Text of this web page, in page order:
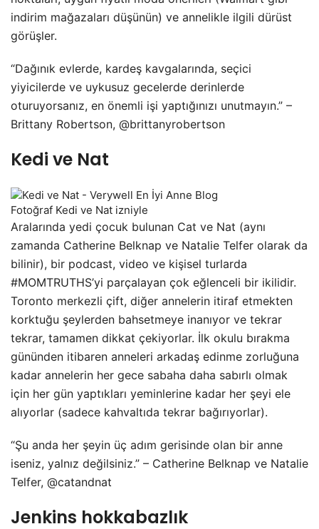
indirim mağazaları düşünün) ve annelikle ilgili dürüst
görüşler.
“Dağınık evlerde, kardeş kavgalarında, seçici
yiyicilerde ve uykusuz gecelerde derinlerde
oturuyorsanız, en önemli işi yaptığınızı unutmayın.” –
Brittany Robertson, @brittanyrobertson
Kedi ve Nat
Fotoğraf Kedi ve Nat izniyle
Aralarında yedi çocuk bulunan Cat ve Nat (aynı
zamanda Catherine Belknap ve Natalie Telfer olarak da
bilinir), bir podcast, video ve kişisel turlarda
#MOMTRUTHS’yi parçalayan çok eğlenceli bir ikilidir.
Toronto merkezli çift, diğer annelerin itiraf etmekten
korktuğu şeylerden bahsetmeye inanıyor ve tekrar
tekrar, tamamen dikkat çekiyorlar. İlk okulu bırakma
gününden itibaren anneleri arkadaş edinme zorluğuna
kadar annelerin her gece sabaha daha sabırlı olmak
için her gün yaptıkları yeminlerine kadar her şeyi ele
alıyorlar (sadece kahvaltıda tekrar bağırıyorlar).
“Şu anda her şeyin üç adım gerisinde olan bir anne
iseniz, yalnız değilsiniz.” – Catherine Belknap ve Natalie
Telfer, @catandnat
Jenkins hokkabazlık